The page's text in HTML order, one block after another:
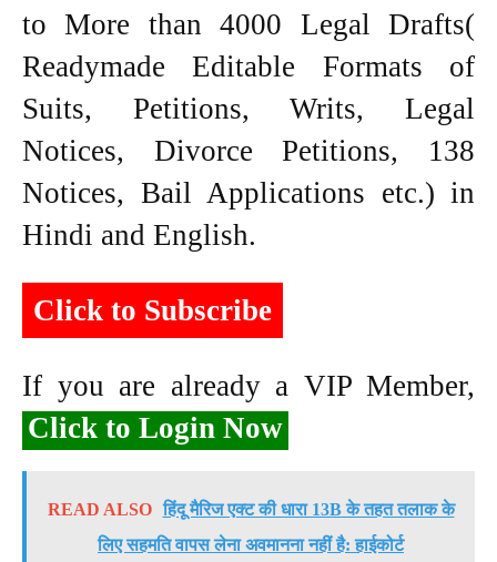
to More than 4000 Legal Drafts(
Readymade Editable Formats of
Suits, Petitions, Writs, Legal
Notices, Divorce Petitions, 138
Notices, Bail Applications etc.) in
Hindi and English.
Click to Subscribe
If you are already a VIP Member,
Click to Login Now
READ ALSO हिंदू मैरिज एक्ट की धारा 13B के तहत तलाक के
लिए सहमति वापस लेना अवमानना नहीं है: हाईकोर्ट